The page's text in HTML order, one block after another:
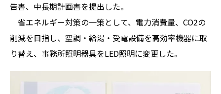
告書、中長期計画書を提出した。
省エネルギー対策の一策として、電力消費量、CO2の
削減を目指し、空調・給湯・受電設備を高効率機器に取
り替え、事務所照明器具をLED照明に変更した。